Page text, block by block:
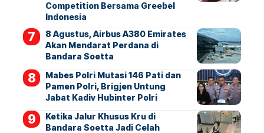
Competition Bersama Greebel
Indonesia
8 Agustus, Airbus A380 Emirates
Akan Mendarat Perdana di
Bandara Soetta
Mabes Polri Mutasi 146 Pati dan
Pamen Polri, Brigjen Untung
Jabat Kadiv Hubinter Polri
Ketika Jalur Khusus Kru di
Bandara Soetta Jadi Celah